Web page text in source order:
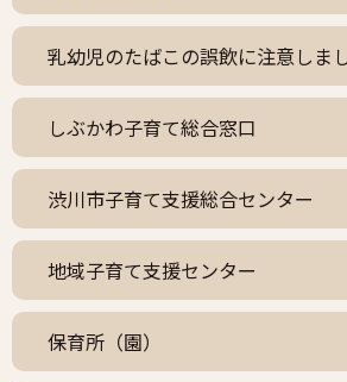
乳幼児のたばこの誤飲に注意しま
しぶかわ子育て総合窓口
渋川市子育て支援総合センター
地域子育て支援センター
保育所（園）